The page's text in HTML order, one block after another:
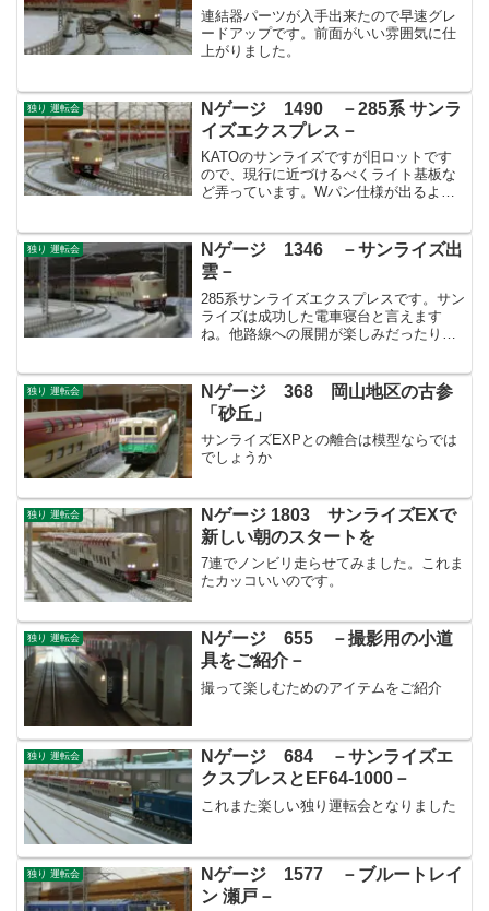
連結器パーツが入手出来たので早速グレ
ードアップです。前面がいい雰囲気に仕
上がりました。
独り 運転会
Nゲージ 1490 －285系 サンラ
イズエクスプレス－
KATOのサンライズですが旧ロットです
ので、現行に近づけるべくライト基板な
ど弄っています。Wパン仕様が出るよう
独り 運転会
Nゲージ 1346 －サンライズ出
雲－
285系サンライズエクスプレスです。サン
ライズは成功した電車寝台と言えます
ね。他路線への展開が楽しみだったりし
独り 運転会
Nゲージ 368 岡山地区の古参
「砂丘」
サンライズEXPとの離合は模型ならでは
でしょうか
独り 運転会
Nゲージ 1803 サンライズEXで
新しい朝のスタートを
7連でノンビリ走らせてみました。これま
たカッコいいのです。
独り 運転会
Nゲージ 655 －撮影用の小道
具をご紹介－
撮って楽しむためのアイテムをご紹介
独り 運転会
Nゲージ 684 －サンライズエ
クスプレスとEF64-1000－
これまた楽しい独り運転会となりました
独り 運転会
Nゲージ 1577 －ブルートレイ
ン 瀬戸－